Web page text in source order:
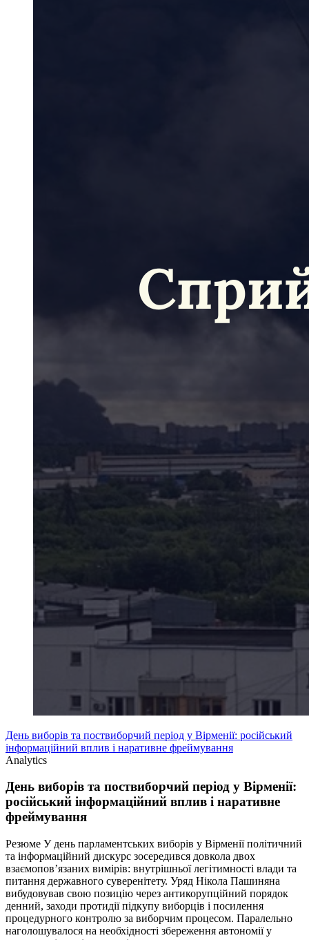
День виборів та поствиборчий період у Вірменії: російський
інформаційний вплив і наративне фреймування
Analytics
День виборів та поствиборчий період у Вірменії:
російський інформаційний вплив і наративне
фреймування
Резюме У день парламентських виборів у Вірменії політичний
та інформаційний дискурс зосередився довкола двох
взаємопов’язаних вимірів: внутрішньої легітимності влади та
питання державного суверенітету. Уряд Нікола Пашиняна
вибудовував свою позицію через антикорупційний порядок
денний, заходи протидії підкупу виборців і посилення
процедурного контролю за виборчим процесом. Паралельно
наголошувалося на необхідності збереження автономії у